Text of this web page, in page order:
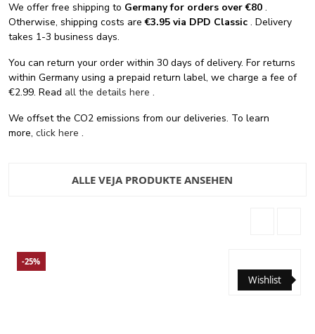
We offer free shipping to Germany for orders over €80 .
Otherwise, shipping costs are€3.95 via DPD Classic . Delivery
takes 1-3 business days.
You can return your order within 30 days of delivery. For returns
within Germany using a prepaid return label, we charge a fee of
€2.99. Read all the details here .
We offset the CO2 emissions from our deliveries. To learn
more, click here .
ALLE VEJA PRODUKTE ANSEHEN
Wishlist
-25%